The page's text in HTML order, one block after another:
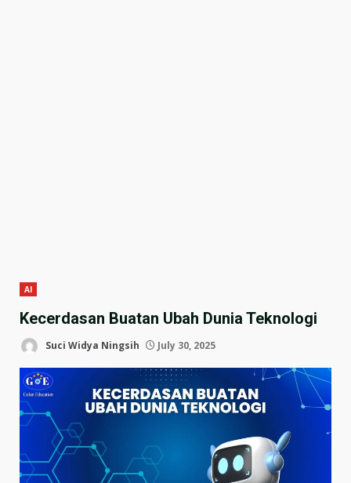
AI
Kecerdasan Buatan Ubah Dunia Teknologi
Suci Widya Ningsih July 30, 2025